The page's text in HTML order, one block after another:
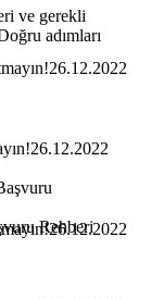
26.12.2022
26.12.2022
26.12.2022
ve gerekli
adımları
Rehberi